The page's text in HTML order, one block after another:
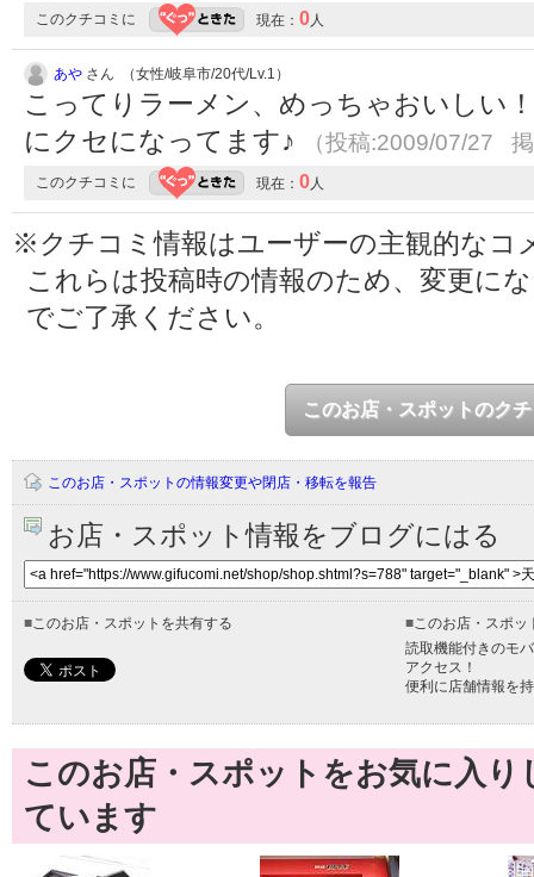
このクチコミに 現在： 0人
あや さん （女性/岐阜市/20代/Lv.1）
こってりラーメン、めっちゃおいしい
にクセになってます♪
（投稿:2009/07/27
このクチコミに 現在： 0人
※クチコミ情報はユーザーの主観的なコ
これらは投稿時の情報のため、変更に
でご了承ください。
このお店・スポットのク
このお店・スポットの情報変更や閉店・移転を報告
お店・スポット情報をブログにはる
■このお店・スポットを共有する ■このお店・スポッ
読取機能付きのモ
アクセス！
便利に店舗情報を
このお店・スポットをお気に入
ています